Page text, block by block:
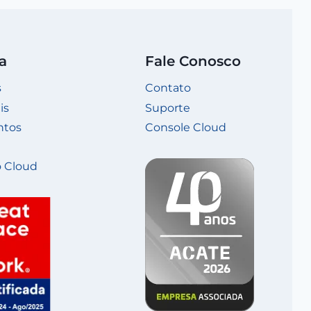
Cloud
Fale Conosco
Contato
Suporte
Console Cloud